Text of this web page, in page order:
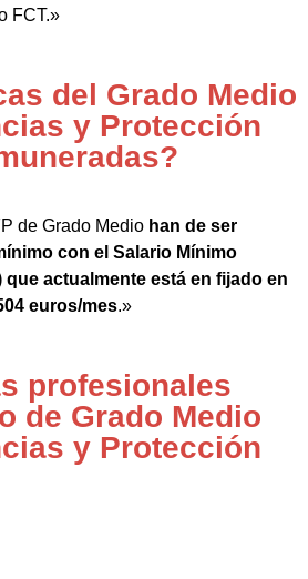
FCT.»
del Grado Medio
y Protección
de Grado Medio han de ser
con el Salario Mínimo
que actualmente está en fijado en
euros/mes.»
profesionales
de Grado Medio
y Protección